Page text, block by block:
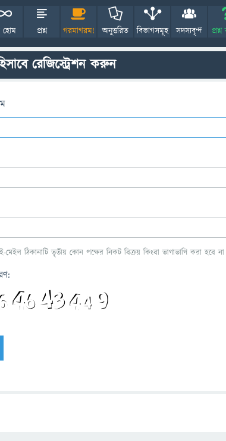
হোম প্রশ্ন গরমাগরম! অনুত্তরিত বিভাগসমূহ সদস্যবৃন্দ
রেজিস্ট্রেশন করুন
ঠিকানাটি তৃতীয় কোন পক্ষের নিকট বিক্রয় কিংবা ভাগাভাগি করা হবে